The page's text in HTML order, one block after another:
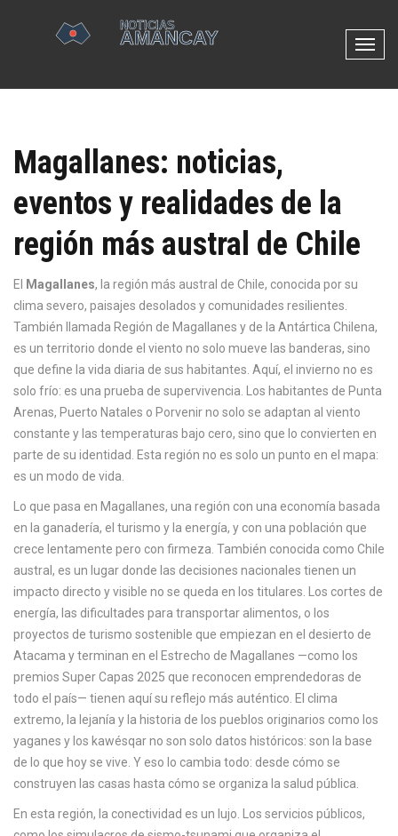
N
v
a
l
a
n
a
Magallanes: noticias,
eventos y realidades de la
región más austral de Chile
El Magallanes, la región más austral de Chile, conocida por su
clima severo, paisajes desolados y comunidades resilientes
También llamada Región de Magallanes y de la Antártica Chilena,
es un territorio donde el viento no solo mueve las banderas, sino
que define la vida diaria de sus habitantes. Aquí, el invierno no es
solo frío: es una prueba de supervivencia. Los habitantes de Punta
Arenas, Puerto Natales o Porvenir no solo se adaptan al viento
constante y las temperaturas bajo cero, sino que lo convierten en
parte de su identidad. Esta región no es solo un punto en el mapa:
es un modo de vida.
Lo que pasa en Magallanes, una región con una economía basada
en la ganadería, el turismo y la energía, y con una población que
crece lentamente pero con firmeza . También conocida como Chile
austral , es un lugar donde las decisiones nacionales tienen un
impacto directo y visible no se queda en los titulares. Los cortes de
energía, las dificultades para transportar alimentos, o los
proyectos de turismo sostenible que empiezan en el desierto de
Atacama y terminan en el Estrecho de Magallanes —como los
premios Super Capas 2025 que reconocen emprendedoras de
todo el país— tienen aquí su reflejo más auténtico. El clima
extremo, la lejanía y la historia de los pueblos originarios como los
yaganes y los kawésqar no son solo datos históricos: son la base
de lo que hoy se vive. Y eso lo cambia todo: desde cómo se
construyen las casas hasta cómo se organiza la salud pública.
En esta región, la conectividad es un lujo. Los servicios públicos,